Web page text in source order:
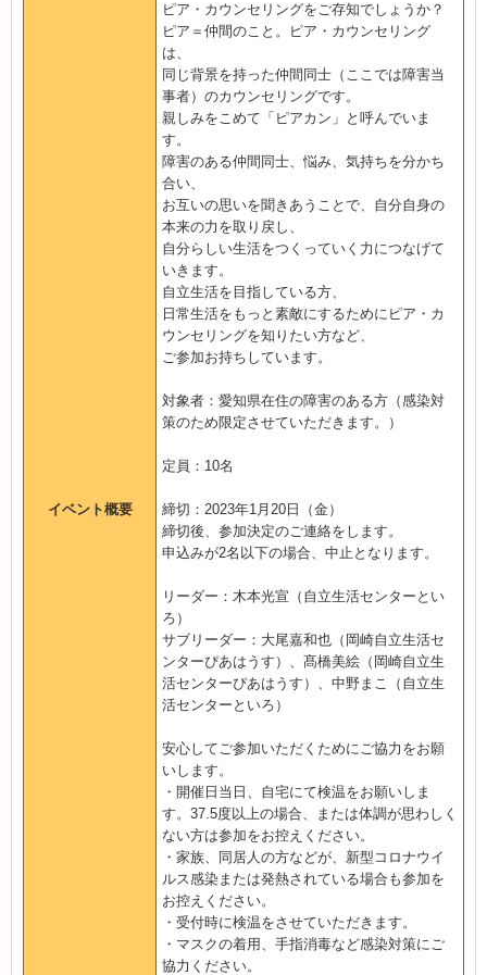
イベント概要
ピア・カウンセリングをご存知でしょうか？
ピア＝仲間のこと。ピア・カウンセリング
は、
同じ背景を持った仲間同士（ここでは障害当
事者）のカウンセリングです。
親しみをこめて「ピアカン」と呼んでいま
す。
障害のある仲間同士、悩み、気持ちを分かち
合い、
お互いの思いを聞きあうことで、自分自身の
本来の力を取り戻し、
自分らしい生活をつくっていく力につなげて
いきます。
自立生活を目指している方、
日常生活をもっと素敵にするためにピア・カ
ウンセリングを知りたい方など、
ご参加お持ちしています。
対象者：愛知県在住の障害のある方（感染対
策のため限定させていただきます。）
定員：10名
締切：2023年1月20日（金）
締切後、参加決定のご連絡をします。
申込みが2名以下の場合、中止となります。
リーダー：木本光宣（自立生活センターとい
ろ）
サブリーダー：大尾嘉和也（岡崎自立生活セ
ンターぴあはうす）、髙橋美絵（岡崎自立生
活センターぴあはうす）、中野まこ（自立生
活センターといろ）
安心してご参加いただくためにご協力をお願
いします。
・開催日当日、自宅にて検温をお願いしま
す。37.5度以上の場合、または体調が思わしく
ない方は参加をお控えください。
・家族、同居人の方などが、新型コロナウイ
ルス感染または発熱されている場合も参加を
お控えください。
・受付時に検温をさせていただきます。
・マスクの着用、手指消毒など感染対策にご
協力ください。